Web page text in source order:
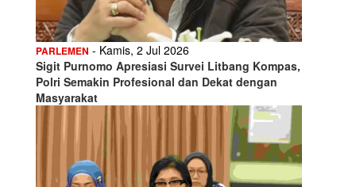
PARLEMEN - Kamis, 2 Jul 2026
Sigit Purnomo Apresiasi Survei Litbang Kompas,
Polri Semakin Profesional dan Dekat dengan
Masyarakat